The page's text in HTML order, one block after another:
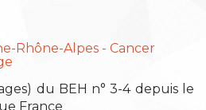
Rhône-Alpes
Cancer
du BEH n° 3-4 depuis le
France